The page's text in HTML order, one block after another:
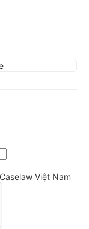
Việt Nam